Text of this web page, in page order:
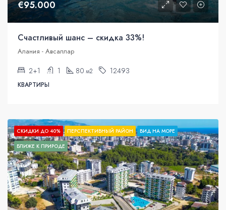
€95.000
Счастливый шанс – скидка 33%!
Алания - Авсаллар
2+1 1 80 м2 12493
КВАРТИРЫ
СКИДКИ ДО 40% ПЕРСПЕКТИВНЫЙ РАЙОН
ВИД НА МОРЕ
БЛИЖЕ К ПРИРОДЕ